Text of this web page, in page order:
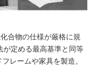
合物の仕様が厳格に規
定める最高基準と同等
レームや家具を製造。